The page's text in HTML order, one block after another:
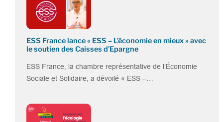
ESS France lance « ESS – L’économie en mieux » avec
le soutien des Caisses d’Epargne
ESS France, la chambre représentative de l’Économie
Sociale et Solidaire, a dévoilé « ESS –…